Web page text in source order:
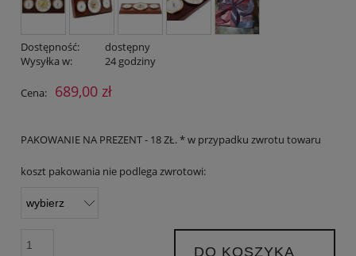
Dostępność:
dostępny
Wysyłka w:
24 godziny
Cena: 689,00 zł
PAKOWANIE NA PREZENT - 18 ZŁ. * w przypadku zwrotu towaru
koszt pakowania nie podlega zwrotowi:
DO KOSZYKA